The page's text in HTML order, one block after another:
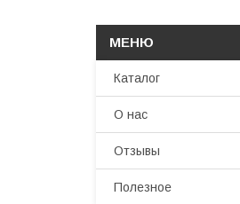
Каталог
О нас
Отзывы
Полезное